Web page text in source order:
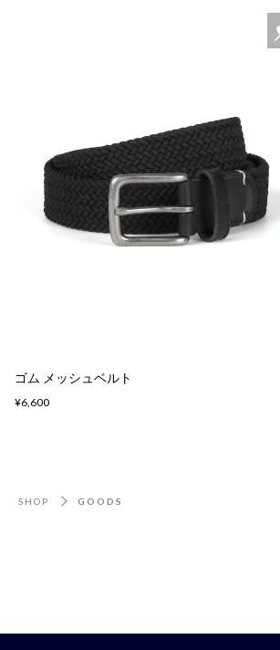
ゴム メッシュベルト
¥6,600
SHOP GOODS